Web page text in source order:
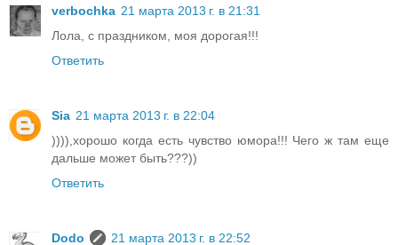
verbochka 21 марта 2013 г. в 21:31
Лола, с праздником, моя дорогая!!!
Ответить
Sia 21 марта 2013 г. в 22:04
)))),хорошо когда есть чувство юмора!!! Чего ж там еще
дальше может быть???))
Ответить
Dodo
21 марта 2013 г. в 22:52